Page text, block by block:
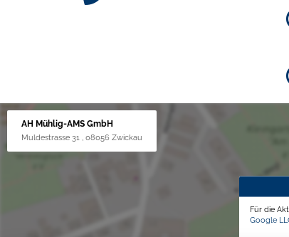
AH Mühlig-AMS GmbH
Muldestrasse 31 , 08056 Zwickau
Für die
Google